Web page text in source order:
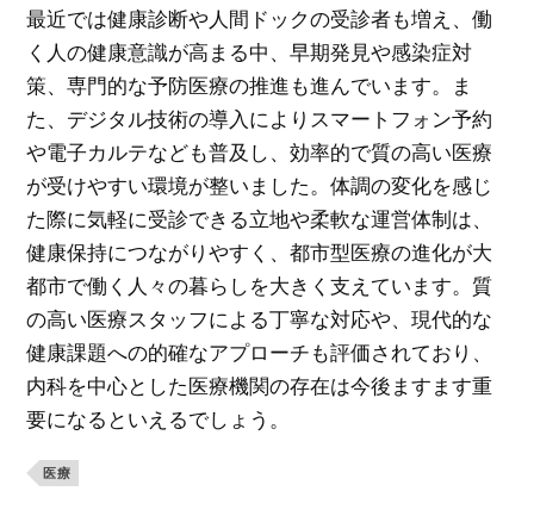
最近では健康診断や人間ドックの受診者も増え、働
く人の健康意識が高まる中、早期発見や感染症対
策、専門的な予防医療の推進も進んでいます。ま
た、デジタル技術の導入によりスマートフォン予約
や電子カルテなども普及し、効率的で質の高い医療
が受けやすい環境が整いました。体調の変化を感じ
た際に気軽に受診できる立地や柔軟な運営体制は、
健康保持につながりやすく、都市型医療の進化が大
都市で働く人々の暮らしを大きく支えています。質
の高い医療スタッフによる丁寧な対応や、現代的な
健康課題への的確なアプローチも評価されており、
内科を中心とした医療機関の存在は今後ますます重
要になるといえるでしょう。
医療